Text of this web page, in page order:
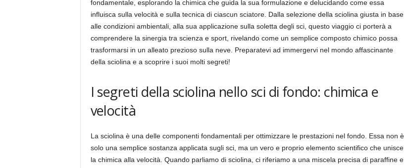
fondamentale, esplorando la chimica che guida la sua formulazione e delucidando come essa
influisca sulla velocità e sulla tecnica di ciascun sciatore. Dalla selezione della sciolina giusta in base
alle condizioni ambientali, alla sua applicazione sulla soletta degli sci, questo viaggio ci porterà a
comprendere la sinergia tra scienza e sport, rivelando come un semplice composto chimico possa
trasformarsi in un alleato prezioso sulla neve. Preparatevi ad immergervi nel mondo affascinante
della sciolina e a scoprire i suoi molti segreti!
I segreti della sciolina nello sci di fondo: chimica e
velocità
La sciolina è una delle componenti fondamentali per ottimizzare le prestazioni nel fondo. Essa non è
solo una semplice sostanza applicata sugli sci, ma un vero e proprio elemento scientifico che unisce
la chimica alla velocità. Quando parliamo di sciolina, ci riferiamo a una miscela precisa di paraffine e